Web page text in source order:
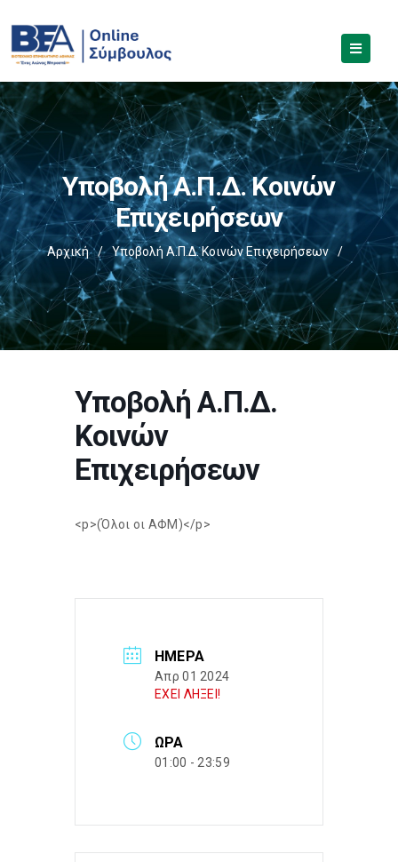
Υποβολή Α.Π.Δ. Κοινών
Επιχειρήσεων
Αρχική / Υποβολή Α.Π.Δ. Κοινών Επιχειρήσεων /
Υποβολή Α.Π.Δ.
Κοινών
Επιχειρήσεων
<p>(Όλοι οι ΑΦΜ)</p>
ΗΜΈΡΑ
Απρ 01 2024
ΕΧΕΙ ΛΗΞΕΙ!
ΏΡΑ
01:00 - 23:59